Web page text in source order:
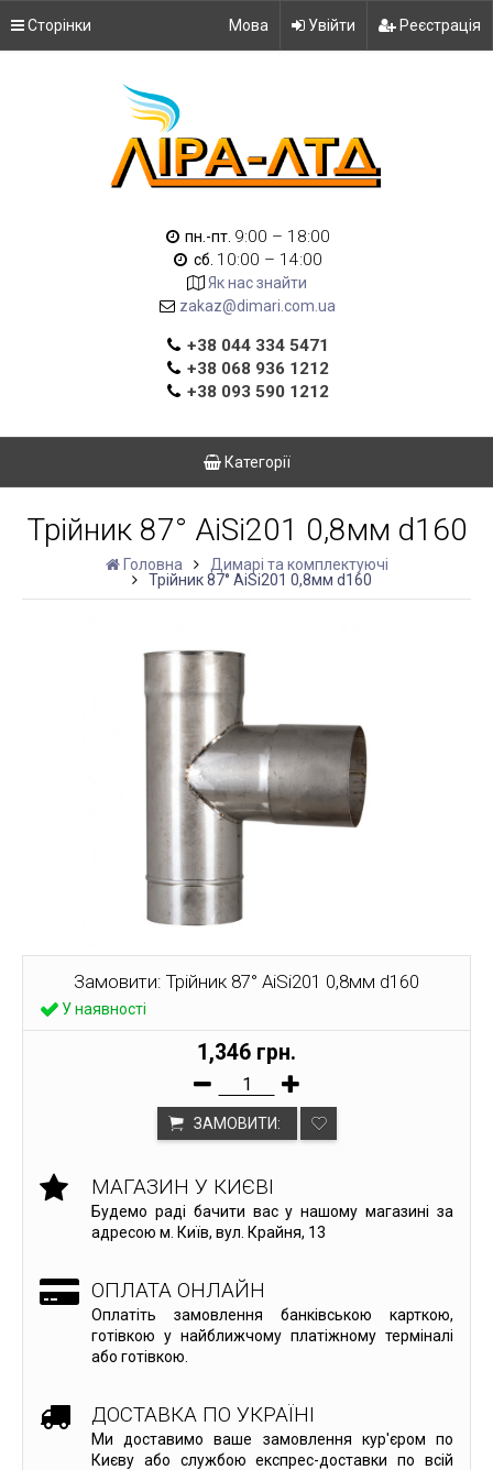
Сторінки Мова Увійти Реєстрація
пн.-пт. 9:00 – 18:00
сб. 10:00 – 14:00
Як нас знайти
zakaz@dimari.com.ua
+38 044 334 5471
+38 068 936 1212
+38 093 590 1212
Категорії
Трійник 87° AiSi201 0,8мм d160
Головна
Димарі та комплектуючі
Трійник 87° AiSi201 0,8мм d160
Замовити: Трійник 87° AiSi201 0,8мм d160
У наявності
1,346 грн.
ЗАМОВИТИ:
МАГАЗИН У КИЄВІ
Будемо раді бачити вас у нашому магазині за
адресою м. Київ, вул. Крайня, 13
ОПЛАТА ОНЛАЙН
Оплатіть замовлення банківською карткою,
готівкою у найближчому платіжному терміналі
або готівкою.
ДОСТАВКА ПО УКРАЇНІ
Ми доставимо ваше замовлення кур'єром по
Києву або службою експрес-доставки по всій